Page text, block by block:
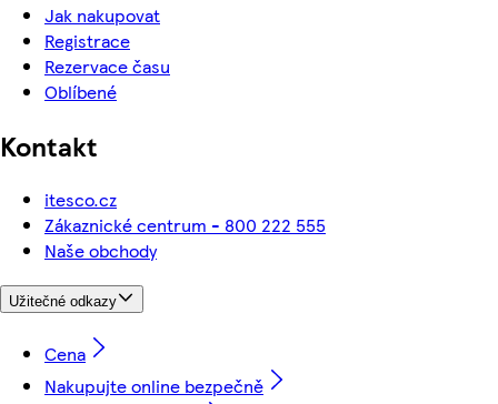
Jak nakupovat
Registrace
Rezervace času
Oblíbené
Kontakt
itesco.cz
Zákaznické centrum - 800 222 555
Naše obchody
Užitečné odkazy
Cena
Nakupujte online bezpečně